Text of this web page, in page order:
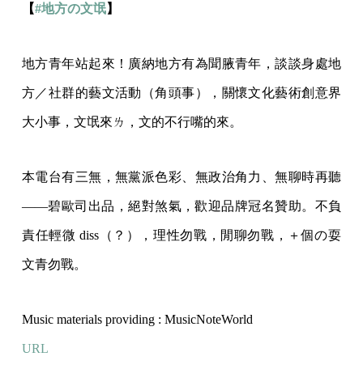
【#地方の文氓】
地方青年站起來！廣納地方有為聞腋青年，談談身處地
方／社群的藝文活動（角頭事），關懷文化藝術創意界
大小事，文氓來ㄌ，文的不行嘴的來。
本電台有三無，無黨派色彩、無政治角力、無聊時再聽
——碧歐司出品，絕對煞氣，歡迎品牌冠名贊助。不負
責任輕微 diss（？），理性勿戰，閒聊勿戰，＋個の耍
文青勿戰。
Music materials providing : MusicNoteWorld
URL